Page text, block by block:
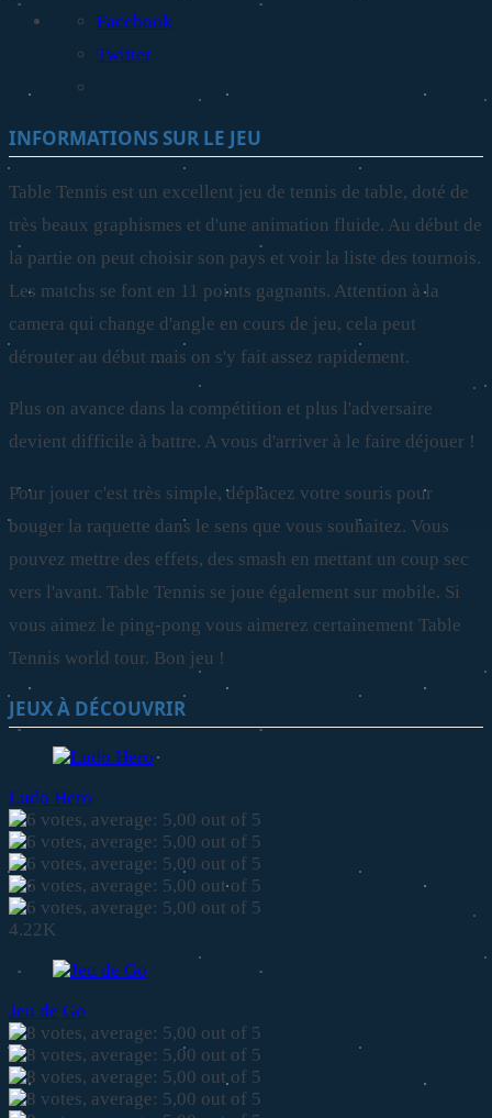
Facebook
Twitter
INFORMATIONS SUR LE JEU
Table Tennis est un excellent jeu de tennis de table, doté de
très beaux graphismes et d'une animation fluide. Au début de
la partie on peut choisir son pays et voir la liste des tournois.
Les matchs se font en 11 points gagnants. Attention à la
camera qui change d'angle en cours de jeu, cela peut
dérouter au début mais on s'y fait assez rapidement.
Plus on avance dans la compétition et plus l'adversaire
devient difficile à battre. A vous d'arriver à le faire déjouer !
Pour jouer c'est très simple, déplacez votre souris pour
bouger la raquette dans le sens que vous souhaitez. Vous
pouvez mettre des effets, des smash en mettant un coup sec
vers l'avant. Table Tennis se joue également sur mobile. Si
vous aimez le ping-pong vous aimerez certainement Table
Tennis world tour. Bon jeu !
JEUX À DÉCOUVRIR
Ludo Hero
4.22K
Jeu de Go